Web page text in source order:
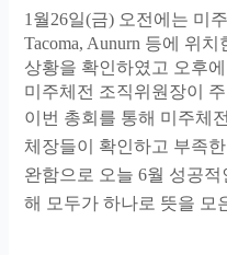
1 월26일(금) 오전에는 미
Tacoma, Aunurn 등에 위치
상황을 확인하였고 오후
미주체전 조직위원장이
이번 총회를 통해 미주체
체장들이 확인하고 부족
완함으로 오늘 6월 성공적
해 모두가 하나로 뜻을 모